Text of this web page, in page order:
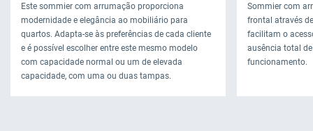
Este sommier com arrumação proporciona
modernidade e elegância ao mobiliário para
quartos. Adapta-se às preferências de cada cliente
e é possível escolher entre este mesmo modelo
com capacidade normal ou um de elevada
capacidade, com uma ou duas tampas.
Sommier com
frontal através
facilitam o
ausência total
funcionamento.